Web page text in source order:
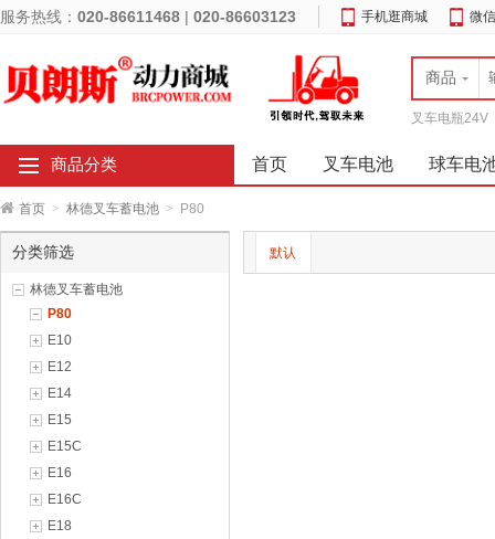
服务热线： 020-86611468 | 020-86603123 手机逛商城 微
商品
叉车电瓶24V
商品分类 首页 叉车电池 球车电
首页 > 林德叉车蓄电池 > P80
分类筛选
林德叉车蓄电池
P80
E10
E12
E14
E15
E15C
E16
E16C
E18
默认